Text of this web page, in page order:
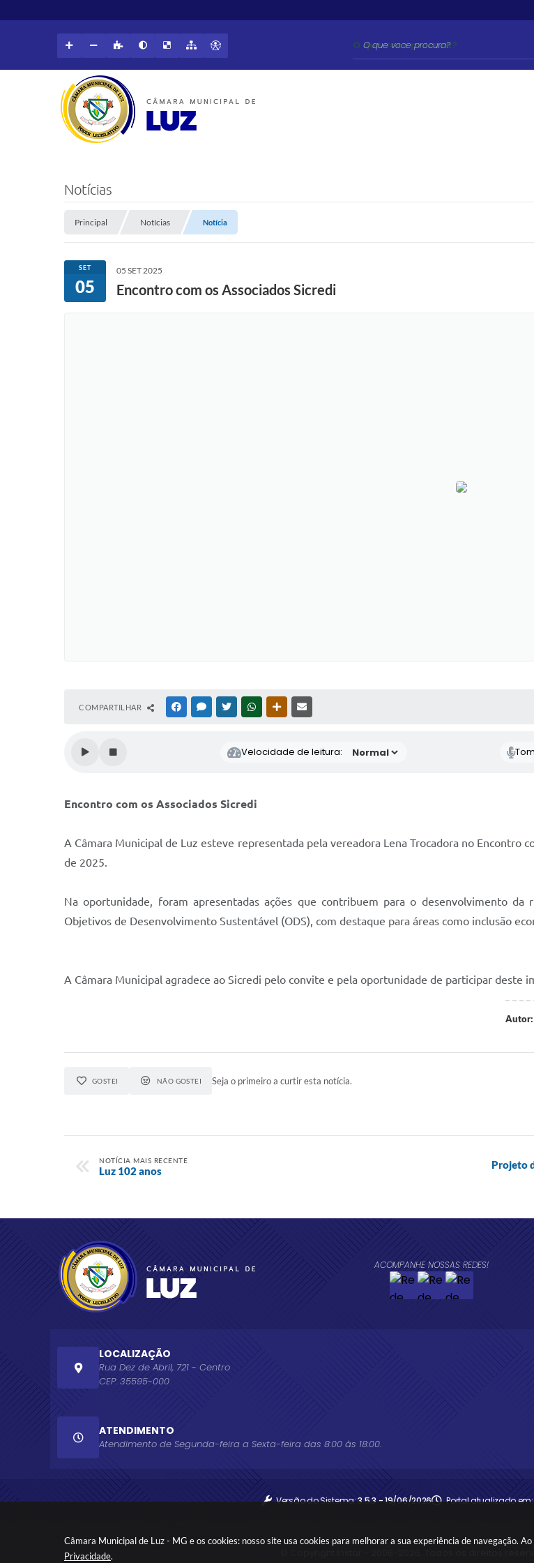
Câmara Municipal de Luz - MG e os cookies: nosso site usa cookies para melhorar a sua experiência de navegação.
Privacidade.
O que voce procura?
Notícias
Principal Notícias Notícia
SET
05
05 SET 2025
Encontro com os Associados Sicredi
COMPARTILHAR FACEBOOKMESSENGER
TWITTERWHATSAPPOUTRAS MÍDIAS
Velocidade de leitura:
Encontro com os Associados Sicredi
A Câmara Municipal de Luz esteve representada pela vereadora Lena Trocadora no Encontro
de 2025.
Na oportunidade, foram apresentadas ações que contribuem para o desenvolvimento
Objetivos de Desenvolvimento Sustentável (ODS), com destaque para áreas como inclusão
A Câmara Municipal agradece ao Sicredi pelo convite e pela oportunidade de participar
Autor:
GOSTEI NÃO GOSTEI Seja o primeiro a curtir esta notícia.
NOTÍCIA MAIS RECENTE
Luz 102 anos
Projeto
ACOMPANHE NOSSAS REDES!
LOCALIZAÇÃO
Rua Dez de Abril, 721 - Centro
CEP: 35595-000
ATENDIMENTO
Atendimento de Segunda-feira a Sexta-feira das 8:00 às 18:00.
Versão do Sistema:3.5.3 - 19/06/2026 Portal atualizado